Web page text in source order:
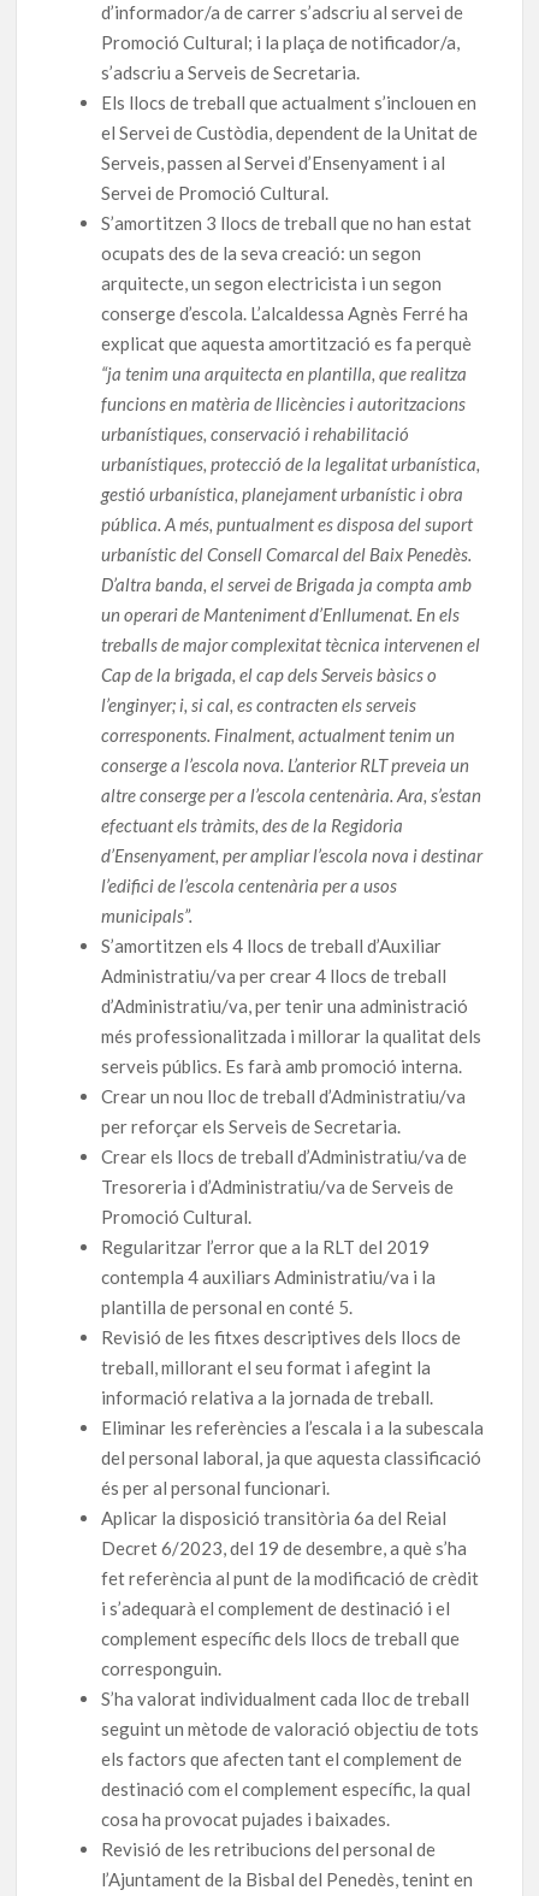
d’informador/a de carrer s’adscriu al servei de
Promoció Cultural; i la plaça de notificador/a,
s’adscriu a Serveis de Secretaria.
Els llocs de treball que actualment s’inclouen en
el Servei de Custòdia, dependent de la Unitat de
Serveis, passen al Servei d’Ensenyament i al
Servei de Promoció Cultural.
S’amortitzen 3 llocs de treball que no han estat
ocupats des de la seva creació: un segon
arquitecte, un segon electricista i un segon
conserge d’escola. L’alcaldessa Agnès Ferré ha
explicat que aquesta amortització es fa perquè
“ja tenim una arquitecta en plantilla, que realitza
funcions en matèria de llicències i autoritzacions
urbanístiques, conservació i rehabilitació
urbanístiques, protecció de la legalitat urbanística,
gestió urbanística, planejament urbanístic i obra
pública. A més, puntualment es disposa del suport
urbanístic del Consell Comarcal del Baix Penedès.
D’altra banda, el servei de Brigada ja compta amb
un operari de Manteniment d’Enllumenat. En els
treballs de major complexitat tècnica intervenen el
Cap de la brigada, el cap dels Serveis bàsics o
l’enginyer; i, si cal, es contracten els serveis
corresponents. Finalment, actualment tenim un
conserge a l’escola nova. L’anterior RLT preveia un
altre conserge per a l’escola centenària. Ara, s’estan
efectuant els tràmits, des de la Regidoria
d’Ensenyament, per ampliar l’escola nova i destinar
l’edifici de l’escola centenària per a usos
municipals”.
S’amortitzen els 4 llocs de treball d’Auxiliar
Administratiu/va per crear 4 llocs de treball
d’Administratiu/va, per tenir una administració
més professionalitzada i millorar la qualitat dels
serveis públics. Es farà amb promoció interna.
Crear un nou lloc de treball d’Administratiu/va
per reforçar els Serveis de Secretaria.
Crear els llocs de treball d’Administratiu/va de
Tresoreria i d’Administratiu/va de Serveis de
Promoció Cultural.
Regularitzar l’error que a la RLT del 2019
contempla 4 auxiliars Administratiu/va i la
plantilla de personal en conté 5.
Revisió de les fitxes descriptives dels llocs de
treball, millorant el seu format i afegint la
informació relativa a la jornada de treball.
Eliminar les referències a l’escala i a la subescala
del personal laboral, ja que aquesta classificació
és per al personal funcionari.
Aplicar la disposició transitòria 6a del Reial
Decret 6/2023, del 19 de desembre, a què s’ha
fet referència al punt de la modificació de crèdit
i s’adequarà el complement de destinació i el
complement específic dels llocs de treball que
corresponguin.
S’ha valorat individualment cada lloc de treball
seguint un mètode de valoració objectiu de tots
els factors que afecten tant el complement de
destinació com el complement específic, la qual
cosa ha provocat pujades i baixades.
Revisió de les retribucions del personal de
l’Ajuntament de la Bisbal del Penedès, tenint en